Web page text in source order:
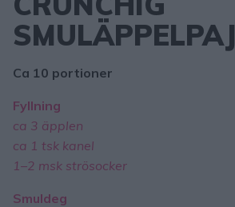
SMULÄPPELPAJ
Ca 10 portioner
Fyllning
ca 3 äpplen
ca 1 tsk kanel
1–2 msk strösocker
Smuldeg